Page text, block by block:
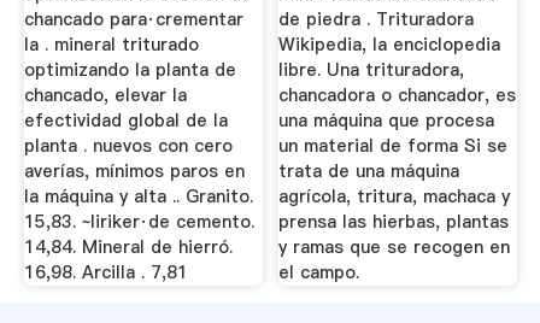
chancado para·crementar
la . mineral triturado
optimizando la planta de
chancado, elevar la
efectividad global de la
planta . nuevos con cero
averías, mínimos paros en
la máquina y alta .. Granito.
15,83. ~liriker·de cemento.
14,84. Mineral de hierró.
16,98. Arcilla . 7,81
de piedra . Trituradora
Wikipedia, la enciclopedia
libre. Una trituradora,
chancadora o chancador, es
una máquina que procesa
un material de forma Si se
trata de una máquina
agrícola, tritura, machaca y
prensa las hierbas, plantas
y ramas que se recogen en
el campo.